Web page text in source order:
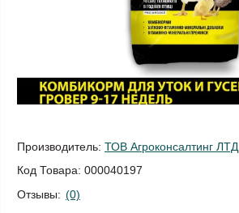
Производитель: ТОВ Агроконсалтинг ЛТД
Код Товара: 000040197
Отзывы: (0)